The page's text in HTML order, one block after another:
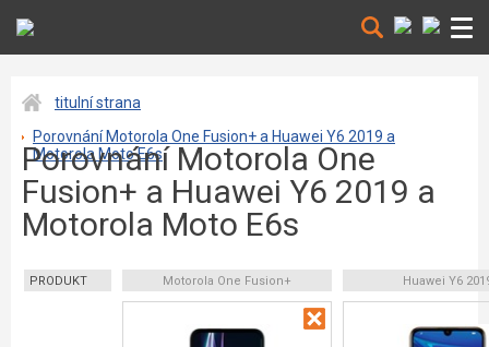
titulní strana
Porovnání Motorola One Fusion+ a Huawei Y6 2019 a
Motorola Moto E6s
Porovnání Motorola One
Fusion+ a Huawei Y6 2019 a
Motorola Moto E6s
PRODUKT Motorola One Fusion+ Huawei Y6